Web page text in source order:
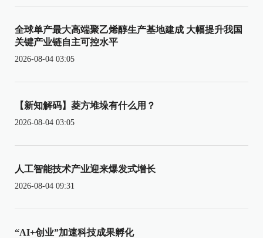
全球单产最大高端聚乙烯醇生产基地建成 大幅提升我国
关键产业链自主可控水平
2026-08-04 03:05
【新知解码】菱方堆垛有什么用？
2026-08-04 03:05
人工智能技术产业迎来爆发式增长
2026-08-04 09:31
“AI+创业”加速科技成果孵化